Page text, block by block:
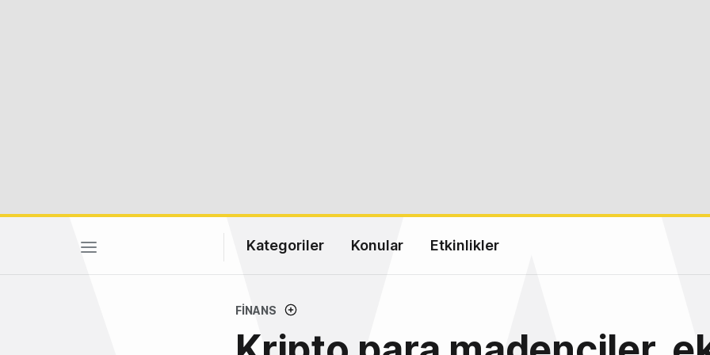
Kategoriler Konular Etkinlikler
FINANS